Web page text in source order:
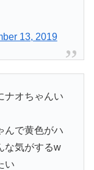
13, 2019
ナオちゃんい
んで黄色がハ
な気がするw
い